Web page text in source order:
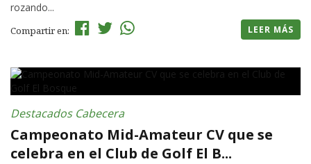
rozando...
Compartir en: LEER MÁS
Destacados Cabecera
Campeonato Mid-Amateur CV que se
celebra en el Club de Golf El B...